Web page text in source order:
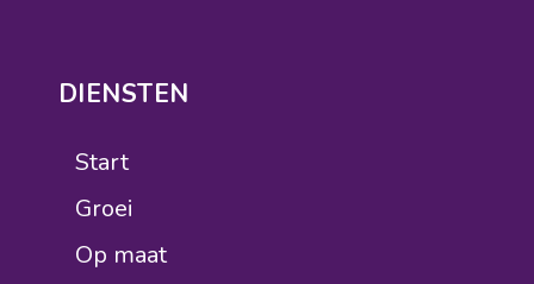
DIENSTEN
Start
Groei
Op maat